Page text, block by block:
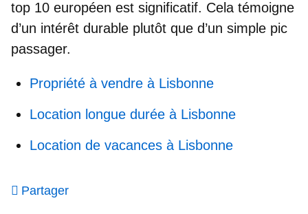
top 10 européen est significatif. Cela témoigne
d’un intérêt durable plutôt que d’un simple pic
passager.
Propriété à vendre à Lisbonne
Location longue durée à Lisbonne
Location de vacances à Lisbonne
Partager